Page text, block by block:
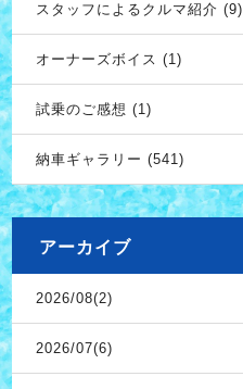
スタッフによるクルマ紹介 (9)
オーナーズボイス (1)
試乗のご感想 (1)
納車ギャラリー (541)
アーカイブ
2026/08(2)
2026/07(6)